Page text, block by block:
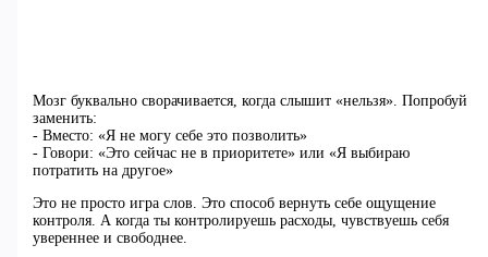
Мозг буквально сворачивается, когда слышит «нельзя». Попробуй
заменить:
- Вместо: «Я не могу себе это позволить»
- Говори: «Это сейчас не в приоритете» или «Я выбираю
потратить на другое»
Это не просто игра слов. Это способ вернуть себе ощущение
контроля. А когда ты контролируешь расходы, чувствуешь себя
увереннее и свободнее.